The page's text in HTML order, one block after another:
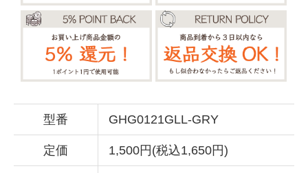
型番 GHG0121GLL-GRY
定価 1,500円(税込1,650円)